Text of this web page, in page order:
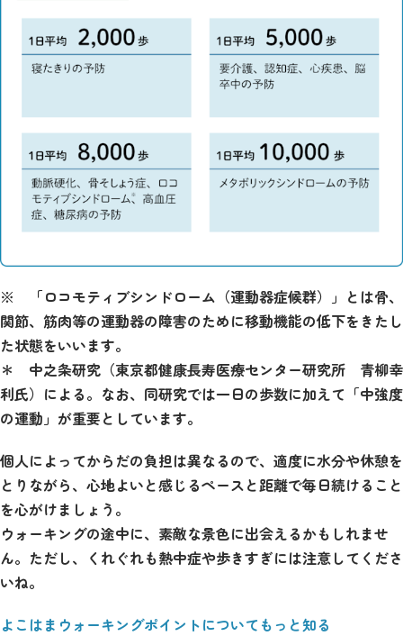
※ 「ロコモティブシンドローム（運動器症候群）」とは骨、
関節、筋肉等の運動器の障害のために移動機能の低下をきたし
た状態をいいます。
＊ 中之条研究（東京都健康長寿医療センター研究所 青柳幸
利氏）による。なお、同研究では一日の歩数に加えて「中強度
の運動」が重要としています。
個人によってからだの負担は異なるので、適度に水分や休憩を
とりながら、心地よいと感じるペースと距離で毎日続けること
を心がけましょう。
ウォーキングの途中に、素敵な景色に出会えるかもしれませ
ん。ただし、くれぐれも熱中症や歩きすぎには注意してくださ
いね。
よこはまウォーキングポイントについてもっと知る